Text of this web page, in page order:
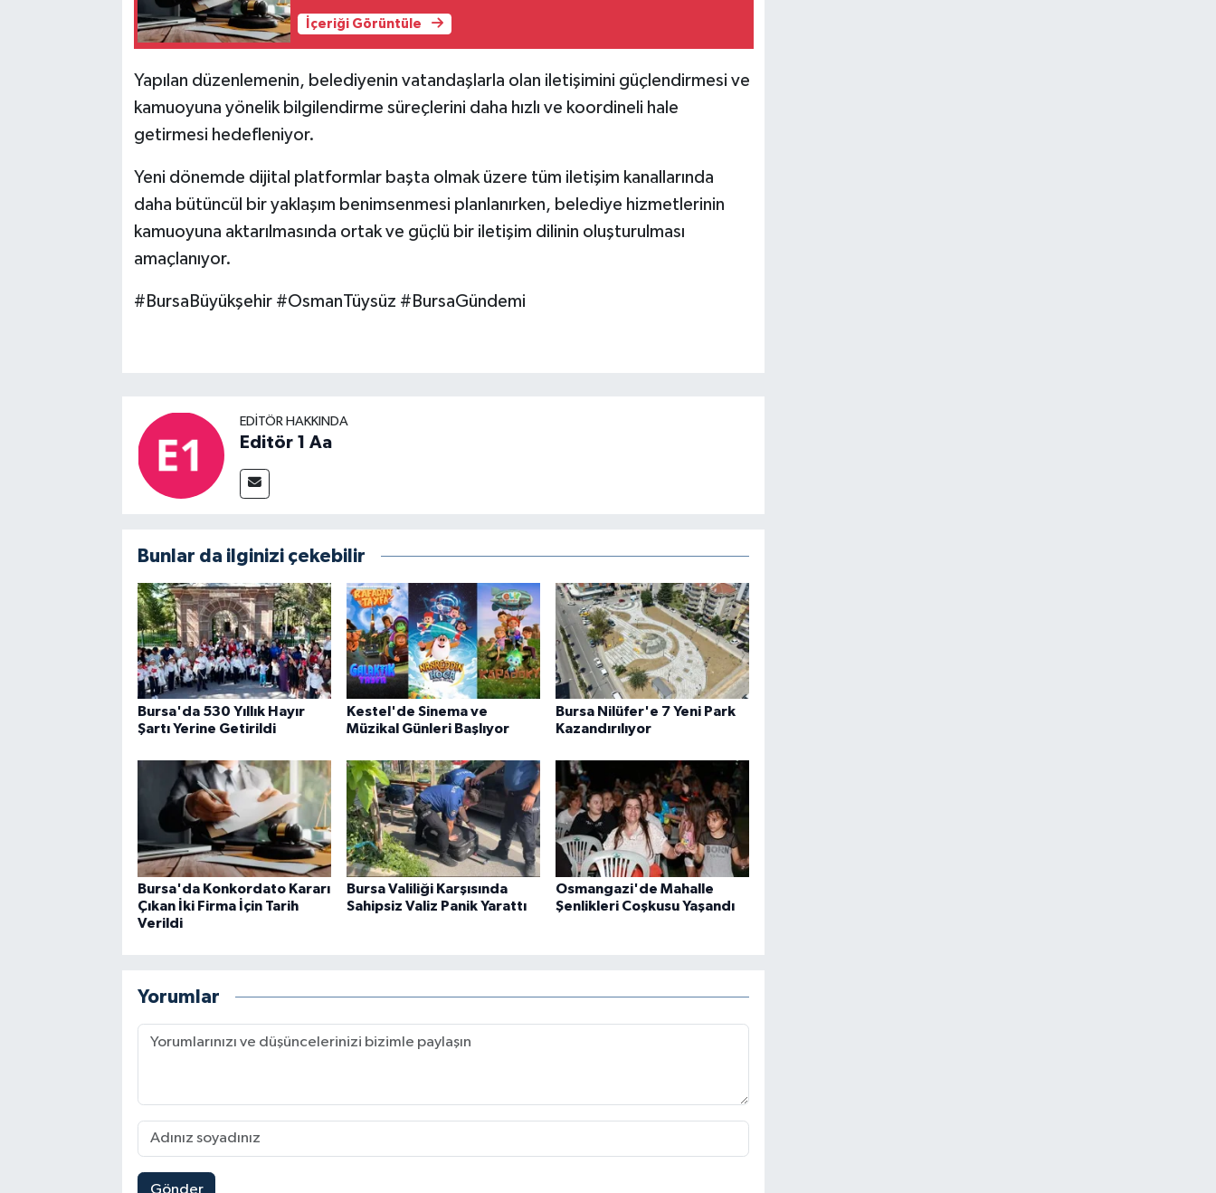
İçeriği Görüntüle
Yapılan düzenlemenin, belediyenin vatandaşlarla olan iletişimini güçlendirmesi ve
kamuoyuna yönelik bilgilendirme süreçlerini daha hızlı ve koordineli hale
getirmesi hedefleniyor.
Yeni dönemde dijital platformlar başta olmak üzere tüm iletişim kanallarında
daha bütüncül bir yaklaşım benimsenmesi planlanırken, belediye hizmetlerinin
kamuoyuna aktarılmasında ortak ve güçlü bir iletişim dilinin oluşturulması
amaçlanıyor.
#BursaBüyükşehir #OsmanTüysüz #BursaGündemi
EDITÖR HAKKINDA
Editör 1 Aa
Bunlar da ilginizi çekebilir
Bursa'da 530 Yıllık Hayır
Şartı Yerine Getirildi
Kestel'de Sinema ve
Müzikal Günleri Başlıyor
Bursa Nilüfer'e 7 Yeni Park
Kazandırılıyor
Bursa'da Konkordato Kararı
Çıkan İki Firma İçin Tarih
Verildi
Bursa Valiliği Karşısında
Sahipsiz Valiz Panik Yarattı
Osmangazi'de Mahalle
Şenlikleri Coşkusu Yaşandı
Yorumlar